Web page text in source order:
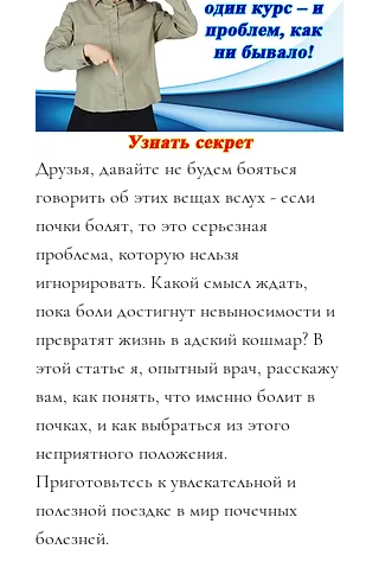
Друзья, давайте не будем бояться
говорить об этих вещах вслух - если
почки болят, то это серьезная
проблема, которую нельзя
игнорировать. Какой смысл ждать,
пока боли достигнут невыносимости и
превратят жизнь в адский кошмар? В
этой статье я, опытный врач, расскажу
вам, как понять, что именно болит в
почках, и как выбраться из этого
неприятного положения.
Приготовьтесь к увлекательной и
полезной поездке в мир почечных
болезней.